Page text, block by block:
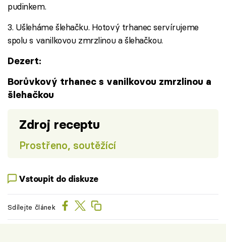
pudinkem.
3. Ušleháme šlehačku. Hotový trhanec servírujeme
spolu s vanilkovou zmrzlinou a šlehačkou.
Dezert:
Borůvkový trhanec s vanilkovou zmrzlinou a
šlehačkou
Zdroj receptu
Prostřeno, soutěžící
Vstoupit do diskuze
Sdílejte článek